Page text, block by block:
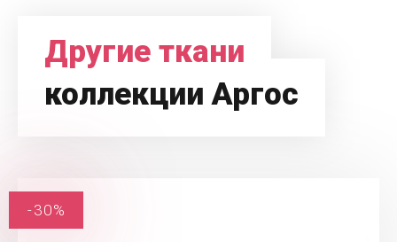
Другие ткани
коллекции Аргос
-30%